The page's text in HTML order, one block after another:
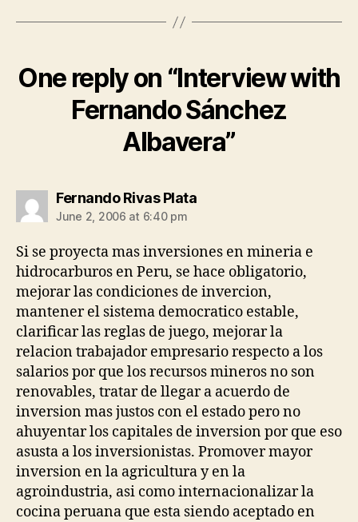
One reply on “Interview with
Fernando Sánchez
Albavera”
Fernando Rivas Platasays:
June 2, 2006 at 6:40 pm
Si se proyecta mas inversiones en mineria e
hidrocarburos en Peru, se hace obligatorio,
mejorar las condiciones de invercion,
mantener el sistema democratico estable,
clarificar las reglas de juego, mejorar la
relacion trabajador empresario respecto a los
salarios por que los recursos mineros no son
renovables, tratar de llegar a acuerdo de
inversion mas justos con el estado pero no
ahuyentar los capitales de inversion por que eso
asusta a los inversionistas. Promover mayor
inversion en la agricultura y en la
agroindustria, asi como internacionalizar la
cocina peruana que esta siendo aceptado en